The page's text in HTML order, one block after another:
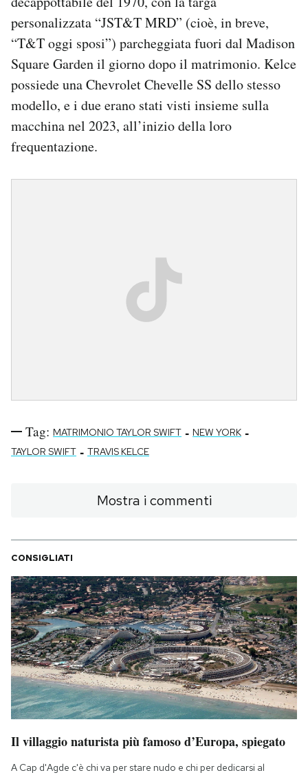
personalizzata “JST&T MRD” (cioè, in breve,
“T&T oggi sposi”) parcheggiata fuori dal Madison
Square Garden il giorno dopo il matrimonio. Kelce
possiede una Chevrolet Chevelle SS dello stesso
modello, e i due erano stati visti insieme sulla
macchina nel 2023, all’inizio della loro
frequentazione.
Tag: MATRIMONIO TAYLOR SWIFT - NEW YORK -
TAYLOR SWIFT - TRAVIS KELCE
Mostra i commenti
CONSIGLIATI
Il villaggio naturista più famoso d’Europa, spiegato
A Cap d'Agde c'è chi va per stare nudo e chi per dedicarsi al